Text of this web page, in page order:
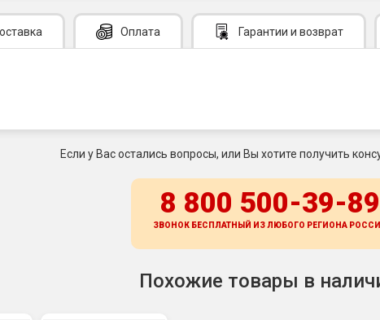
Оплата Гарантии и возврат
Если у Вас остались вопросы, или Вы хотите получить
8 800 500-39-89
ЗВОНОК БЕСПЛАТНЫЙ ИЗ ЛЮБОГО РЕГИОНА
Похожие товары в